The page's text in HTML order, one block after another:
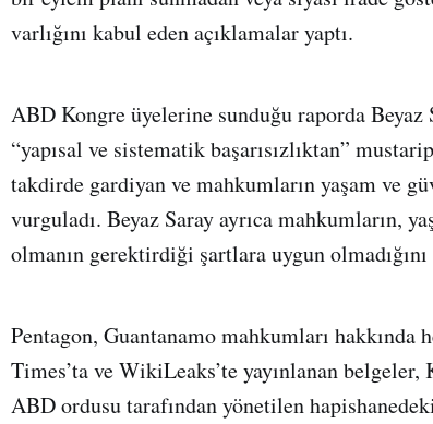
varlığını kabul eden açıklamalar yaptı.
ABD Kongre üyelerine sunduğu raporda Beyaz
“yapısal ve sistematik başarısızlıktan”
takdirde gardiyan ve mahkumların yaşam ve
vurguladı. Beyaz Saray ayrıca mahkumların,
olmanın gerektirdiği şartlara uygun
Pentagon, Guantanamo mahkumları
Times’ta ve WikiLeaks’te yayınlanan belgeler,
ABD ordusu tarafından yönetilen